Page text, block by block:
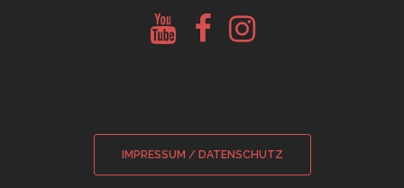
Youtube
Glockenberatung
Facebook
Glockenbörse
Instagram
Glockenbörse
IMPRESSUM / DATENSCHUTZ